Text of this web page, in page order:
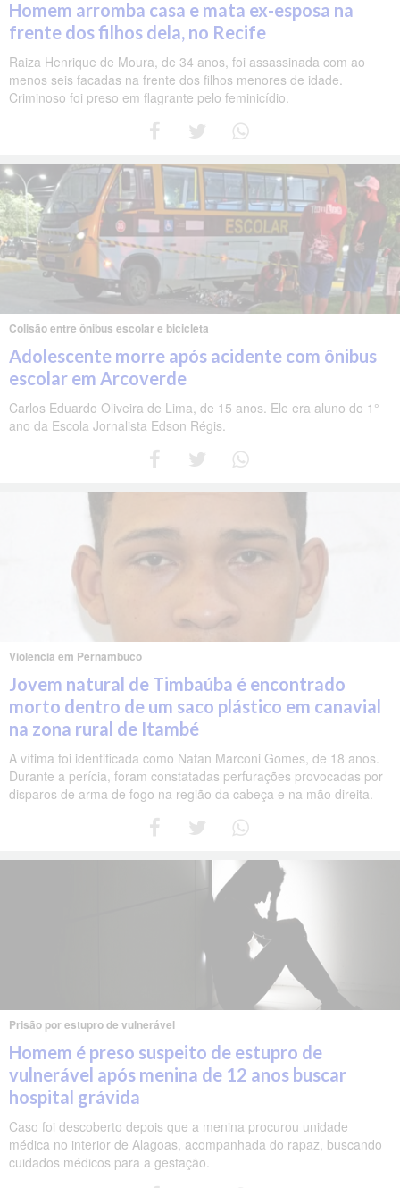
Homem arromba casa e mata ex-esposa na
frente dos filhos dela, no Recife
Raiza Henrique de Moura, de 34 anos, foi assassinada com ao
menos seis facadas na frente dos filhos menores de idade.
Criminoso foi preso em flagrante pelo feminicídio.
Colisão entre ônibus escolar e bicicleta
Adolescente morre após acidente com ônibus
escolar em Arcoverde
Carlos Eduardo Oliveira de Lima, de 15 anos. Ele era aluno do 1°
ano da Escola Jornalista Edson Régis.
Violência em Pernambuco
Jovem natural de Timbaúba é encontrado
morto dentro de um saco plástico em canavial
na zona rural de Itambé
A vítima foi identificada como Natan Marconi Gomes, de 18 anos.
Durante a perícia, foram constatadas perfurações provocadas por
disparos de arma de fogo na região da cabeça e na mão direita.
Prisão por estupro de vulnerável
Homem é preso suspeito de estupro de
vulnerável após menina de 12 anos buscar
hospital grávida
Caso foi descoberto depois que a menina procurou unidade
médica no interior de Alagoas, acompanhada do rapaz, buscando
cuidados médicos para a gestação.